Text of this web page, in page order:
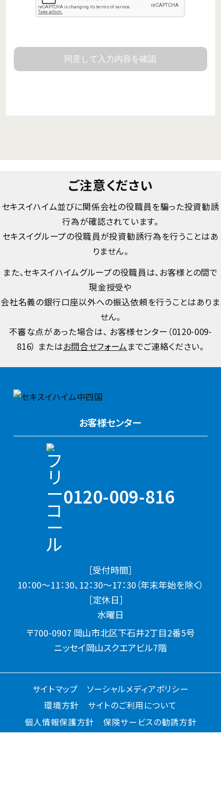
ご注意ください
セキスイハイム並びに関係会社の役職員を騙った投資勧誘
行為が確認されています。
セキスイグループの役職員が投資勧誘行為を行うことはあ
りません。
また、セキスイハイムグループの役職員は、お客様との間で
現金授受や
会社名義の銀行口座以外への振込依頼を行うことはありま
せん。
不審な点があった場合は、 お客様センター（0120-009-
816） またはお問合せフォームまでご連絡ください。
お客様センター
0120-009-816
［受付時間］
10：00～11：30、12：30～17：30（年末年始を除く）
［定休日］
水曜日
〒700-0907 岡山市北区下石井2丁目2番5号
ニッセイ岡山スクエアビル7階
サイトマップ
ソーシャルメディアポリシー
環境方針
サイトのご利用について
個人情報保護方針
保険サービスの勧誘方針